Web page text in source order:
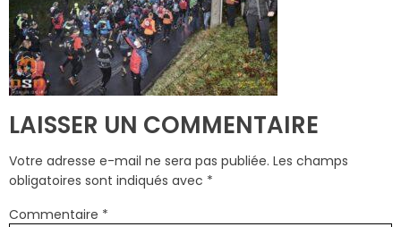
LAISSER UN COMMENTAIRE
Votre adresse e-mail ne sera pas publiée. Les champs
obligatoires sont indiqués avec *
Commentaire *